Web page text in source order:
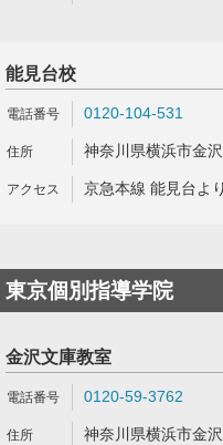
能見台校
0120-104-531
神奈川県横浜市金
京急本線 能見台よ
東京個別指導学院
金沢文庫教室
0120-59-3762
神奈川県横浜市金